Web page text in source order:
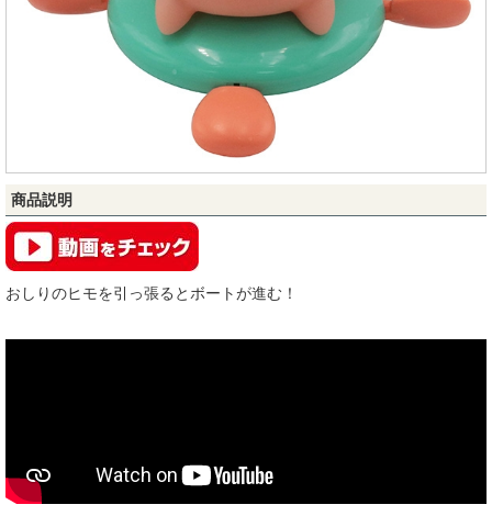
商品説明
おしりのヒモを引っ張るとボートが進む！